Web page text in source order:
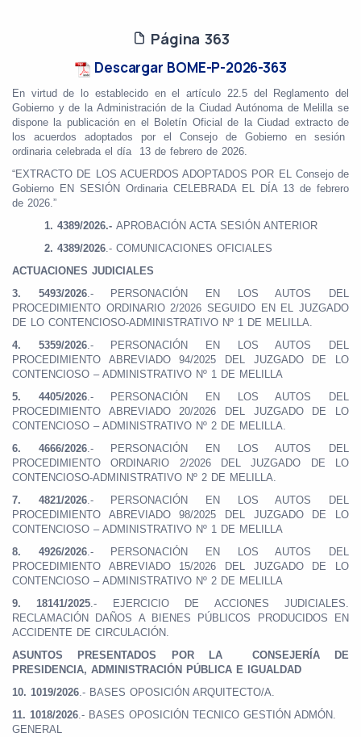
Página 363
Descargar BOME-P-2026-363
En virtud de lo establecido en el artículo 22.5 del Reglamento del
Gobierno y de la Administración de la Ciudad Autónoma de Melilla se
dispone la publicación en el Boletín Oficial de la Ciudad extracto de
los acuerdos adoptados por el Consejo de Gobierno en sesión
ordinaria celebrada el día 13 de febrero de 2026.
“EXTRACTO DE LOS ACUERDOS ADOPTADOS POR EL Consejo de
Gobierno EN SESIÓN Ordinaria CELEBRADA EL DÍA 13 de febrero
de 2026.”
1. 4389/2026.- APROBACIÓN ACTA SESIÓN ANTERIOR
2. 4389/2026.- COMUNICACIONES OFICIALES
ACTUACIONES JUDICIALES
3. 5493/2026.- PERSONACIÓN EN LOS AUTOS DEL
PROCEDIMIENTO ORDINARIO 2/2026 SEGUIDO EN EL JUZGADO
DE LO CONTENCIOSO-ADMINISTRATIVO Nº 1 DE MELILLA.
4. 5359/2026.- PERSONACIÓN EN LOS AUTOS DEL
PROCEDIMIENTO ABREVIADO 94/2025 DEL JUZGADO DE LO
CONTENCIOSO – ADMINISTRATIVO Nº 1 DE MELILLA
5. 4405/2026.- PERSONACIÓN EN LOS AUTOS DEL
PROCEDIMIENTO ABREVIADO 20/2026 DEL JUZGADO DE LO
CONTENCIOSO – ADMINISTRATIVO Nº 2 DE MELILLA.
6. 4666/2026.- PERSONACIÓN EN LOS AUTOS DEL
PROCEDIMIENTO ORDINARIO 2/2026 DEL JUZGADO DE LO
CONTENCIOSO-ADMINISTRATIVO Nº 2 DE MELILLA.
7. 4821/2026.- PERSONACIÓN EN LOS AUTOS DEL
PROCEDIMIENTO ABREVIADO 98/2025 DEL JUZGADO DE LO
CONTENCIOSO – ADMINISTRATIVO Nº 1 DE MELILLA
8. 4926/2026.- PERSONACIÓN EN LOS AUTOS DEL
PROCEDIMIENTO ABREVIADO 15/2026 DEL JUZGADO DE LO
CONTENCIOSO – ADMINISTRATIVO Nº 2 DE MELILLA
9.18141/2025.- EJERCICIO DE ACCIONES JUDICIALES.
RECLAMACIÓN DAÑOS A BIENES PÚBLICOS PRODUCIDOS EN
ACCIDENTE DE CIRCULACIÓN.
ASUNTOS PRESENTADOS POR LA CONSEJERÍA DE
PRESIDENCIA, ADMINISTRACIÓN PÚBLICA E IGUALDAD
10. 1019/2026.- BASES OPOSICIÓN ARQUITECTO/A.
11. 1018/2026.- BASES OPOSICIÓN TECNICO GESTIÓN ADMÓN.
GENERAL